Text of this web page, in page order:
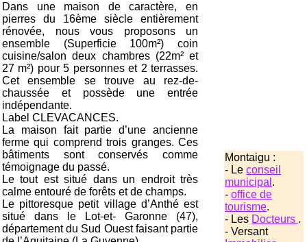
Dans une maison de caractère, en
pierres du 16ème siècle entièrement
rénovée, nous vous proposons un
ensemble (Superficie 100m²) coin
cuisine/salon deux chambres (22m² et
27 m²) pour 5 personnes et 2 terrasses.
Cet ensemble se trouve au rez-de-
chaussée et possède une entrée
indépendante.
Label CLEVACANCES.
La maison fait partie d’une ancienne
ferme qui comprend trois granges. Ces
bâtiments sont conservés comme
témoignage du passé.
Le tout est situé dans un endroit très
calme entouré de forêts et de champs.
Le pittoresque petit village d’Anthé est
situé dans le Lot-et- Garonne (47),
département du Sud Ouest faisant partie
Montaigu :
- Le conseil
municipal .
- office de
tourisme.
- Les Docteurs .
- Versant